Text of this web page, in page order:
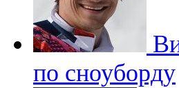
по сноуборду